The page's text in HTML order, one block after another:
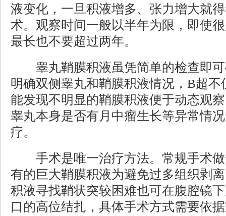
液变化，一旦积液增多、张力增大就
术。观察时间一般以半年为限，即使
最长也不要超过两年。
睾丸鞘膜积液虽凭简单的检查即可
明确双侧睾丸和鞘膜积液情况，B超
能发现不明显的鞘膜积液便于动态观
睾丸本身是否有月中瘤生长等异常情
疗。
手术是唯一治疗方法。常规手术做
有的巨大鞘膜积液为避免过多组织剥
积液寻找鞘状突较困难也可在腹腔镜
口的高位结扎，具体手术方式需要依